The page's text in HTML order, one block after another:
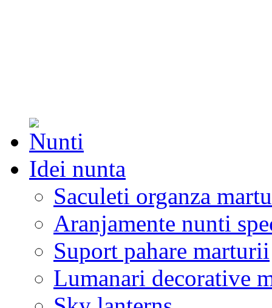
Idei nunta
Saculeti organza
Aranjamente nunti
Suport pahare marturii
Lumanari decorative